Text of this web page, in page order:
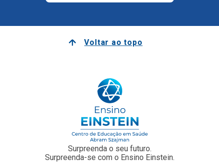
Voltar ao topo
Surpreenda o seu futuro.
Surpreenda-se com o Ensino Einstein.